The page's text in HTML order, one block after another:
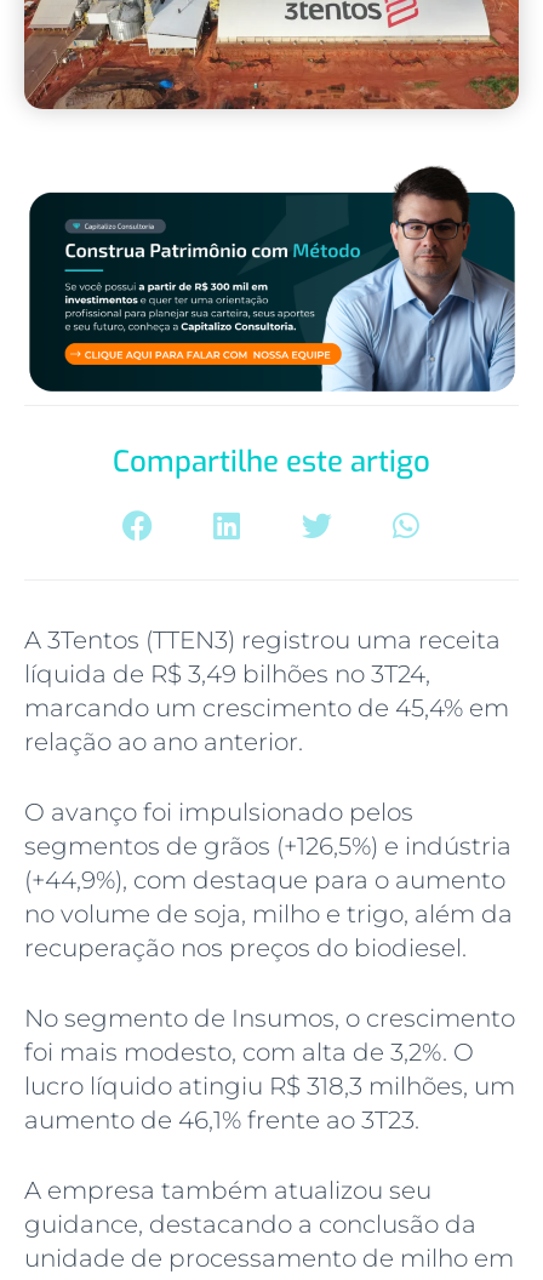
Compartilhe este artigo
A 3Tentos (TTEN3) registrou uma receita
líquida de R$ 3,49 bilhões no 3T24,
marcando um crescimento de 45,4% em
relação ao ano anterior.
O avanço foi impulsionado pelos
segmentos de grãos (+126,5%) e indústria
(+44,9%), com destaque para o aumento
no volume de soja, milho e trigo, além da
recuperação nos preços do biodiesel.
No segmento de Insumos, o crescimento
foi mais modesto, com alta de 3,2%. O
lucro líquido atingiu R$ 318,3 milhões, um
aumento de 46,1% frente ao 3T23.
A empresa também atualizou seu
guidance, destacando a conclusão da
unidade de processamento de milho em